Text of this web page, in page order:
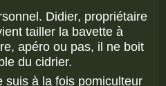
Didier, propriétaire
tailler la bavette à
apéro ou pas, il ne boit
du cidrier.
suis à la fois pomiculteur